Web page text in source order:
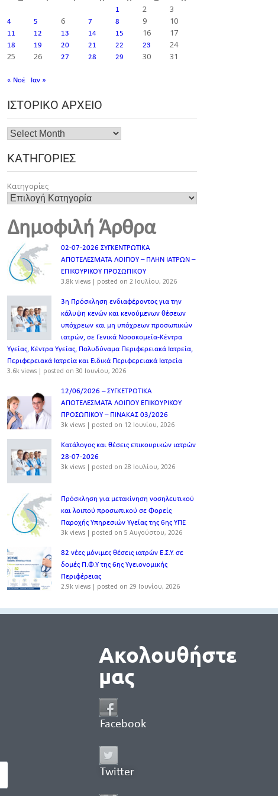
1 2 3
4 5 6 7 8 9 10
11 12 13 14 15 16 17
18 19 20 21 22 23
24
25
26 27 28 29 30 31
« Νοέ Ιαν »
ΙΣΤΟΡΙΚΌ ΑΡΧΕΊΟ
ΚΑΤΗΓΟΡΊΕΣ
Κατηγορίες
Δημοφιλή Άρθρα
02-07-2026 ΣΥΓΚΕΝΤΡΩΤΙΚΑ
ΑΠΟΤΕΛΕΣΜΑΤΑ ΛΟΙΠΟΥ – ΠΛΗΝ ΙΑΤΡΩΝ –
ΕΠΙΚΟΥΡΙΚΟΥ ΠΡΟΣΩΠΙΚOY
3.8k views | posted on 2 Ιουλίου, 2026
3η Πρόσκληση ενδιαφέροντος για την
κάλυψη κενών και κενούμενων θέσεων
υπόχρεων και μη υπόχρεων προσωπικών
ιατρών, σε Γενικά Νοσοκομεία-Κέντρα
Υγείας, Κέντρα Υγείας, Πολυδύναμα Περιφερειακά Ιατρεία,
Περιφερειακά Ιατρεία και Ειδικά Περιφερειακά Ιατρεία
3.6k views | posted on 30 Ιουνίου, 2026
12/06/2026 – ΣΥΓΚΕΤΡΩΤΙΚΑ
ΑΠΟΤΕΛΕΣΜΑΤΑ ΛΟΙΠΟΥ ΕΠΙΚΟΥΡΙΚΟΥ
ΠΡΟΣΩΠΙΚΟΥ – ΠΙΝΑΚΑΣ 03/2026
3k views | posted on 12 Ιουνίου, 2026
Κατάλογος και θέσεις επικουρικών ιατρών
28-07-2026
3k views | posted on 28 Ιουλίου, 2026
Πρόσκληση για μετακίνηση νοσηλευτικού
και λοιπού προσωπικού σε Φορείς
Παροχής Υπηρεσιών Υγείας της 6ης ΥΠΕ
3k views | posted on 5 Αυγούστου, 2026
82 νέες μόνιμες θέσεις ιατρών Ε.Σ.Υ. σε
δομές Π.Φ.Υ της 6ης Υγειονομικής
Περιφέρειας
2.9k views | posted on 29 Ιουνίου, 2026
Ακολουθήστε
μας
Facebook
Twitter